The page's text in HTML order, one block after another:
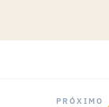
PRÓXIMO